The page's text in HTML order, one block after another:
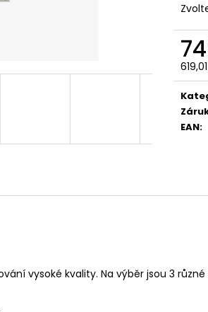
cena:
EAN:
vysoké kvality. Na výběr jsou 3 různé